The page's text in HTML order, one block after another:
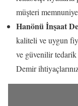
müşteri
Hanönü İnşaat
kaliteli ve uygun
ve güvenilir
Demir